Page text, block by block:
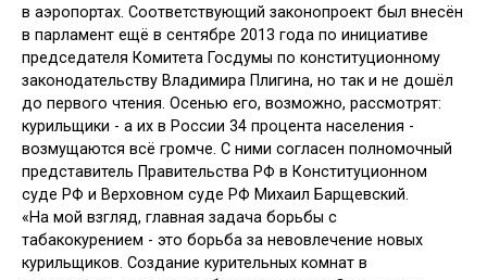
в аэропортах. Соответствующий законопроект был внесён
в парламент ещё в сентябре 2013 года по инициативе
председателя Комитета Госдумы по конституционному
законодательству Владимира Плигина, но так и не дошёл
до первого чтения. Осенью его, возможно, рассмотрят:
курильщики - а их в России 34 процента населения -
возмущаются всё громче. С ними согласен полномочный
представитель Правительства РФ в Конституционном
суде РФ и Верховном суде РФ Михаил Барщевский.
«На мой взгляд, главная задача борьбы с
табакокурением - это борьба за невовлечение новых
курильщиков. Создание курительных комнат в